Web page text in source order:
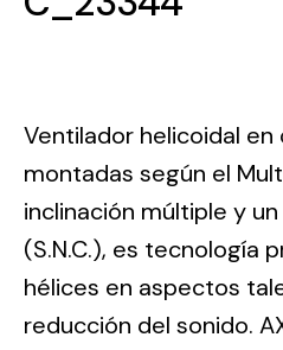
incorporation of
Novovent into
the group
meant a greater
offer of
Ventilador helicoidal
montadas según el
inclinación múltiple y
(S.N.C.), es tecnología
hélices en aspectos
reducción del sonido.